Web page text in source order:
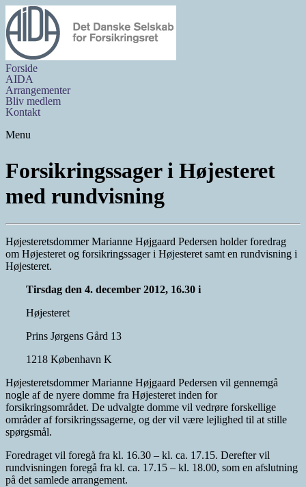
Forside
AIDA
Arrangementer
Bliv medlem
Kontakt
Menu
Forsikringssager i Højesteret
med rundvisning
Højesteretsdommer Marianne Højgaard Pedersen holder foredrag
om Højesteret og forsikringssager i Højesteret samt en rundvisning i
Højesteret.
Tirsdag den 4. december 2012, 16.30 i
Højesteret
Prins Jørgens Gård 13
1218 København K
Højesteretsdommer Marianne Højgaard Pedersen vil gennemgå
nogle af de nyere domme fra Højesteret inden for
forsikringsområdet. De udvalgte domme vil vedrøre forskellige
områder af forsikringssagerne, og der vil være lejlighed til at stille
spørgsmål.
Foredraget vil foregå fra kl. 16.30 – kl. ca. 17.15. Derefter vil
rundvisningen foregå fra kl. ca. 17.15 – kl. 18.00, som en afslutning
på det samlede arrangement.